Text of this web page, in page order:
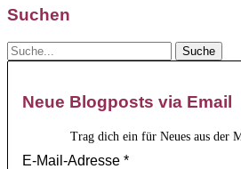
Suchen
Neue Blogposts via Email
Trag dich ein für Neues aus der
E-Mail-Adresse *